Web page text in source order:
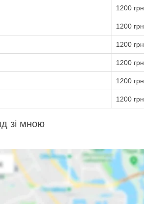
1200 грн
1200 грн
1200 грн
1200 грн
1200 грн
1200 грн
зі мною